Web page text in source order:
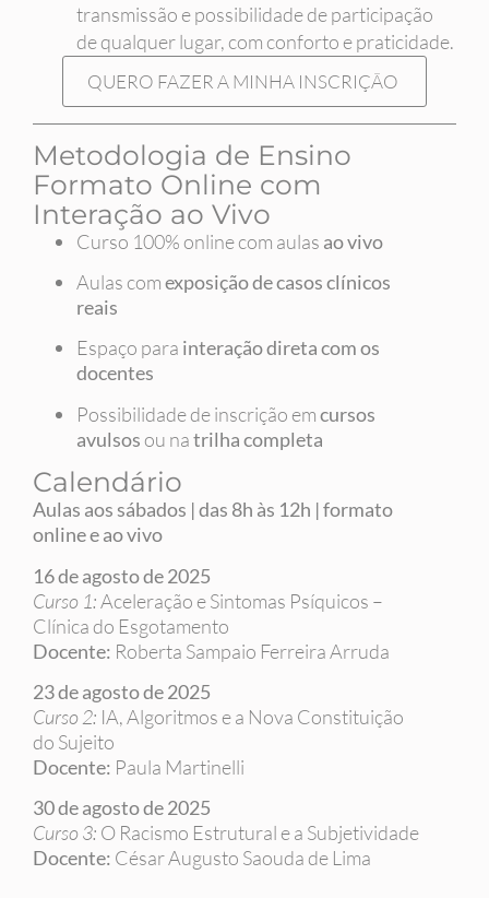
transmissão e possibilidade de participação
de qualquer lugar, com conforto e praticidade.
QUERO FAZER A MINHA INSCRIÇÃO
Metodologia de Ensino
Formato Online com
Interação ao Vivo
Curso 100% online com aulas ao vivo
Aulas comexposição de casos clínicos
reais
Espaço para interação direta com os
docentes
Possibilidade de inscrição emcursos
avulsosou natrilha completa
Calendário
Aulas aos sábados | das 8h às 12h | formato
online e ao vivo
16 de agosto de 2025
Curso 1:Aceleração e Sintomas Psíquicos –
Clínica do Esgotamento
Docente: Roberta Sampaio Ferreira Arruda
23 de agosto de 2025
Curso 2: IA, Algoritmos e a Nova Constituição
do Sujeito
Docente: Paula Martinelli
30 de agosto de 2025
Curso 3: O Racismo Estrutural e a Subjetividade
Docente: César Augusto Saouda de Lima